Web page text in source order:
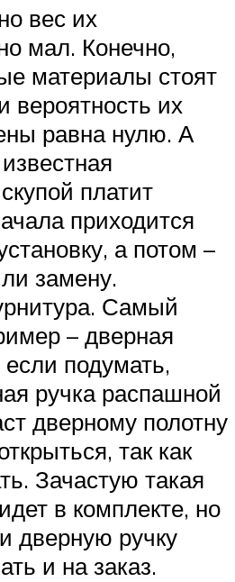
вес их
мал. Конечно,
материалы стоят
вероятность их
равна нулю. А
платит
приходится
а потом –
замену.
Самый
– дверная
подумать,
ручка распашной
дверному полотну
так как
Зачастую такая
в комплекте, но
дверную ручку
и на заказ.